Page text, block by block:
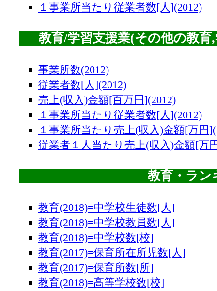
１事業所当たり従業者数[人](2012)
教育/学習支援業(その他の教
事業所数(2012)
従業者数[人](2012)
売上(収入)金額[百万円](2012)
１事業所当たり従業者数[人](2012)
１事業所当たり売上(収入)金額[万円
従業者１人当たり売上(収入)金額[万
教育・ラン
教育(2018)=中学校生徒数[人]
教育(2018)=中学校教員数[人]
教育(2018)=中学校数[校]
教育(2017)=保育所在所児数[人]
教育(2017)=保育所数[所]
教育(2018)=高等学校数[校]